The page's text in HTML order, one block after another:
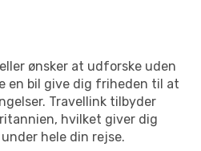
ønsker at udforske uden
en bil give dig friheden til at
Travellink tilbyder
hvilket giver dig
hele din rejse.